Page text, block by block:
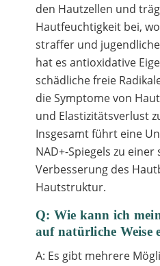
den Hautzellen und
Hautfeuchtigkeit bei,
straffer und
hat es antioxidative
schädliche freie
die Symptome von
und Elastizitätsverlust
Insgesamt führt eine
NAD+-Spiegels zu
Verbesserung des
Hautstruktur.
Q: Wie kann ich
auf natürliche Weise
A: Es gibt mehrere